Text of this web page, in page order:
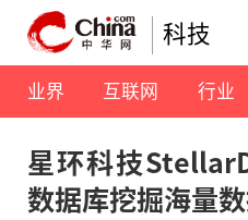
科技
业界 互联网 行业
星环科技
数据库挖掘海量